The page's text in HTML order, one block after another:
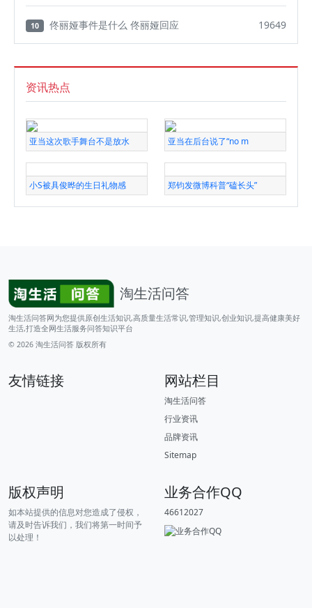
10 佟丽娅事件是什么 佟丽娅回应 19649
资讯热点
亚当这次歌手舞台不是放水 亚当在后台说了“no m
小S被具俊晔的生日礼物感 郑钧发微博科普“磕长头”
淘生活问答
淘生活问答网为您提供原创生活知识,高质量生活常识,管理知识,创业知识,提高健康美好
生活,打造全网生活服务问答知识平台
© 2026 淘生活问答 版权所有
友情链接 网站栏目
淘生活问答
行业资讯
品牌资讯
Sitemap
版权声明
如本站提供的信息对您造成了侵权，
请及时告诉我们，我们将第一时间予
以处理！
业务合作QQ
46612027